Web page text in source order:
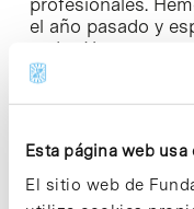
Esta página web usa
El sitio web de
el año pasado y
mejor. Y
implemente en
Comisión